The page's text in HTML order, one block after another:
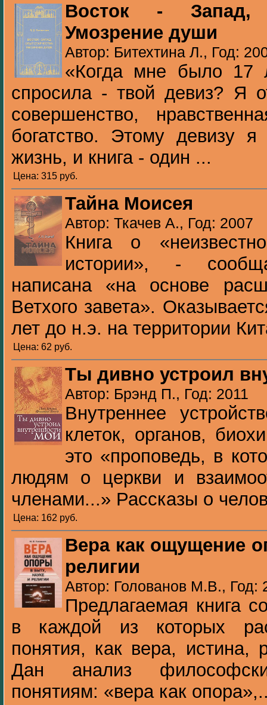
Восток - Запад,
Умозрение души
Автор: Битехтина Л., Год:
«Когда мне было 17
спросила - твой девиз? Я
совершенство,
богатство. Этому девизу
жизнь, и книга - один ...
Цена: 315 pуб.
Тайна Моисея
Автор: Ткачев А., Год: 2007
Книга о
истории», -
написана «на основе
Ветхого завета».
лет до н.э. на территории
Цена: 62 pуб.
Ты дивно устроил
Автор: Брэнд П., Год: 2011
Внутреннее
клеток, органов,
это «проповедь, в
людям о церкви и
членами...» Рассказы о
Цена: 162 pуб.
Вера как ощущение
религии
Автор: Голованов М.В., Год:
Предлагаемая книга
в каждой из которых
понятия, как вера, истина,
Дан анализ
понятиям: «вера как